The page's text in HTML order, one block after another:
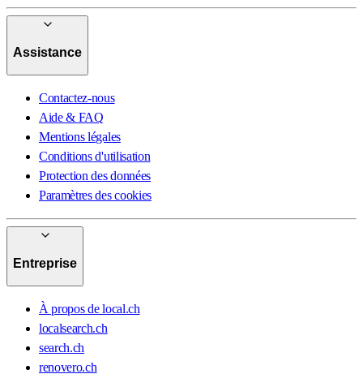
Assistance
Contactez-nous
Aide & FAQ
Mentions légales
Conditions d'utilisation
Protection des données
Paramètres des cookies
Entreprise
À propos de local.ch
localsearch.ch
search.ch
renovero.ch